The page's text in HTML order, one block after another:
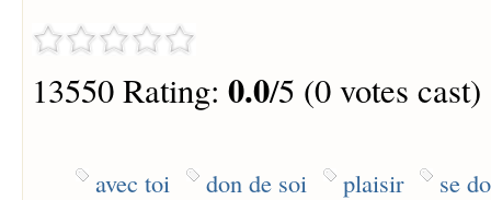
13550 Rating: 0.0/5 (0 votes cast)
avec toi don de soi plaisir se